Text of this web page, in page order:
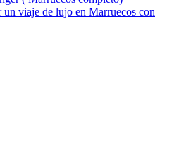
un viaje de lujo en Marruecos con